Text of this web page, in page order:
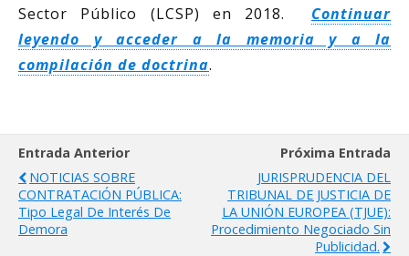
Sector Público (LCSP) en 2018. Continuar
leyendo y acceder a la memoria y a la
compilación de doctrina.
Entrada Anterior
NOTICIAS SOBRE
CONTRATACIÓN PÚBLICA:
Tipo Legal De Interés De
Demora
Próxima Entrada
JURISPRUDENCIA DEL
TRIBUNAL DE JUSTICIA DE
LA UNIÓN EUROPEA (TJUE):
Procedimiento Negociado Sin
Publicidad.